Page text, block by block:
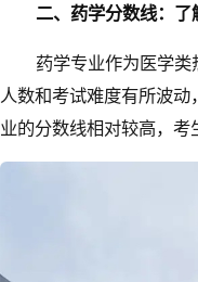
二、药学分数线：
药学专业作为医学
人数和考试难度有所波
业的分数线相对较高，考